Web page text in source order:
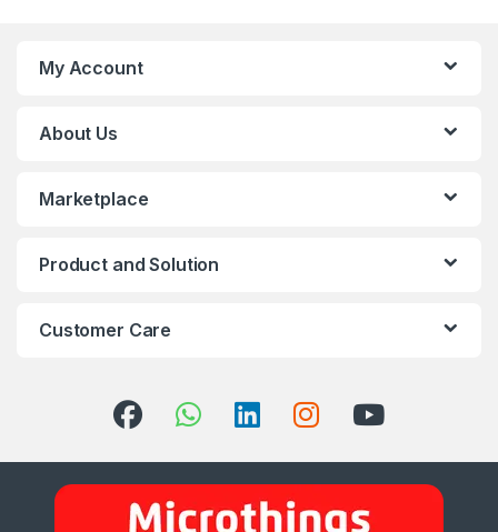
My Account
About Us
Marketplace
Product and Solution
Customer Care